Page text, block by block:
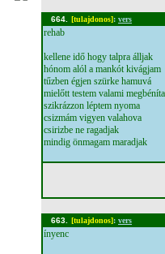
664. [tulajdonos]: vers
rehab
kellene idő hogy talpra álljak
hónom alól a mankót kivágjam
tűzben égjen szürke hamuvá
mielőtt testem valami
szikrázzon léptem nyoma
csizmám vigyen valahova
csirizbe ne ragadjak
mindig önmagam maradjak
663. [tulajdonos]: vers
ínyenc